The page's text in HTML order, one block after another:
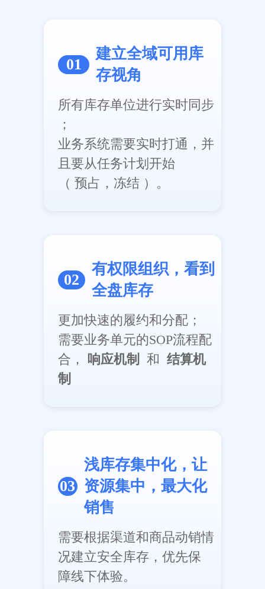
01
建立全域可用库
存视角
所有库存单位进行实时同步
；
业务系统需要实时打通，并
且要从任务计划开始
（ 预占，冻结 ）。
02
有权限组织，看到
全盘库存
更加快速的履约和分配；
需要业务单元的SOP流程配
合， 响应机制 和 结算机
制
03
浅库存集中化，让
资源集中，最大化
销售
需要根据渠道和商品动销情
况建立安全库存，优先保
障线下体验。